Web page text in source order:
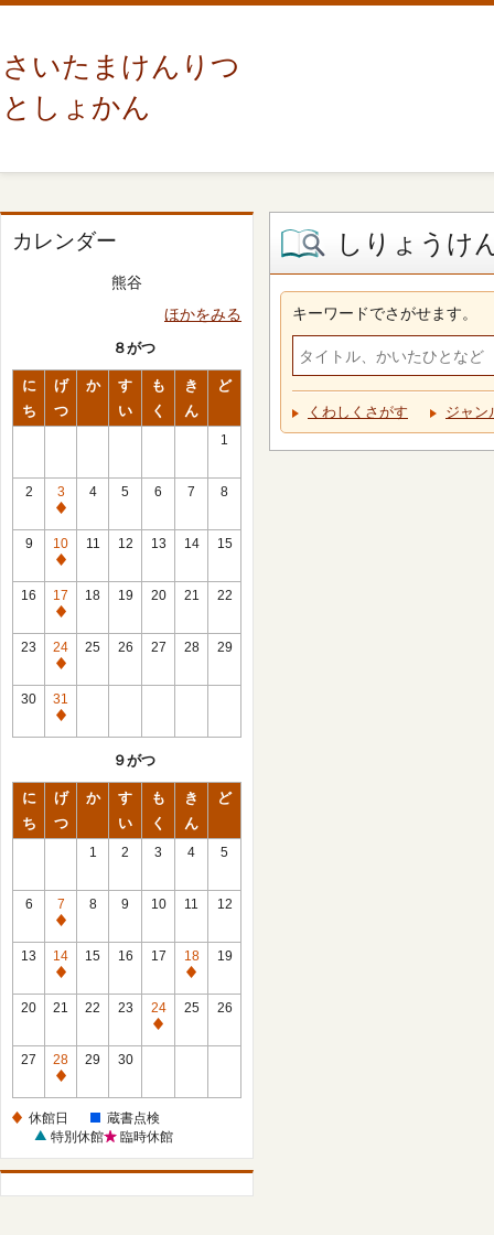
さいたまけんりつ
としょかん
カレンダー
熊谷
ほかをみる
８がつ
に
ち
げ
つ
か
す
い
も
く
き
ん
ど
1
2
3
休
館
日
4 5 6 7 8
9
10
休
館
日
11 12 13 14 15
16
17
休
館
日
18 19 20 21 22
23
24
休
館
日
25 26 27 28 29
30
31
休
９がつ
に
ち
げ
つ
か
す
い
も
く
き
ん
ど
1 2 3 4 5
6
7
休
館
日
8 9 10 11 12
13
14
休
館
15 16 17
18
休
館
19
20 21 22 23
24
休
25 26
27
28
休
日
29 30
休館日
蔵書点検
特別休館
臨時休館
しりょうけ
キーワードでさがせます。
くわしくさがす ジャン